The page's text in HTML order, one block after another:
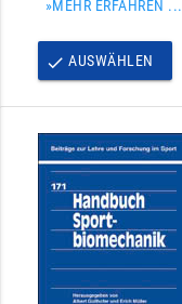
»MEHR ERFAHREN ...
done AUSWÄHLEN